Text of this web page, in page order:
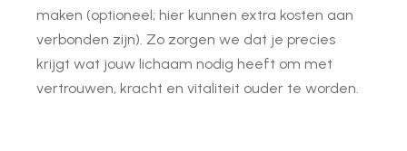
maken (optioneel; hier kunnen extra kosten aan
verbonden zijn). Zo zorgen we dat je precies
krijgt wat jouw lichaam nodig heeft om met
vertrouwen, kracht en vitaliteit ouder te worden.